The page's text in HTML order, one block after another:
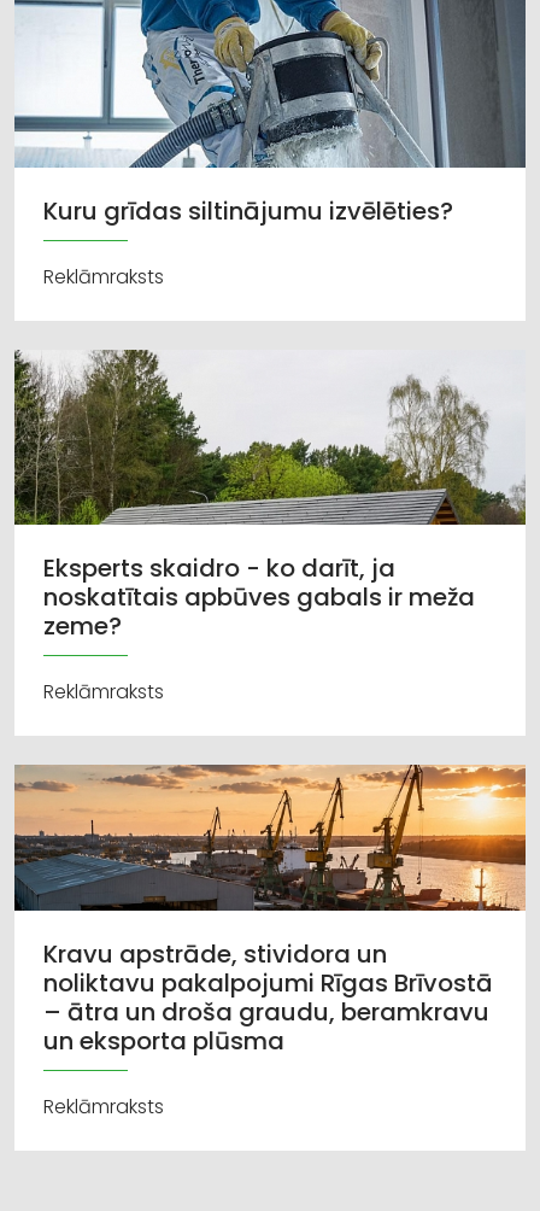
Kuru grīdas siltinājumu izvēlēties?
Reklāmraksts
Eksperts skaidro - ko darīt, ja
noskatītais apbūves gabals ir meža
zeme?
Reklāmraksts
Kravu apstrāde, stividora un
noliktavu pakalpojumi Rīgas Brīvostā
– ātra un droša graudu, beramkravu
un eksporta plūsma
Reklāmraksts